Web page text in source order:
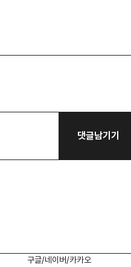
댓글남기기
구글/네이버/카카오